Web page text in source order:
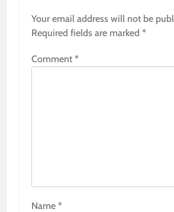
Your email address will not be
Required fields are marked *
Comment *
Name *